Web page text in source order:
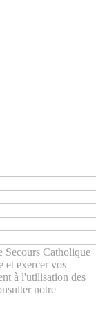
Secours Catholique
et exercer vos
à l'utilisation des
notre